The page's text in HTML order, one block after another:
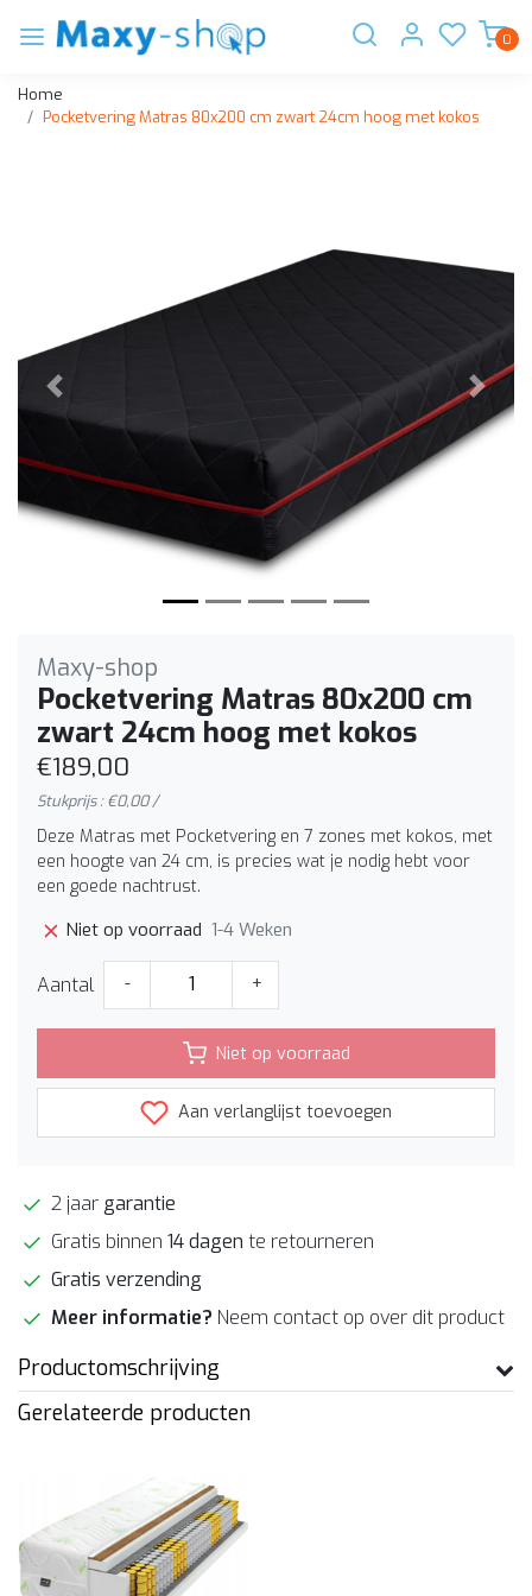
0
Home
Pocketvering Matras 80x200 cm zwart 24cm hoog met kokos
Vorige
Maxy-shop
Pocketvering Matras 80x200 cm
zwart 24cm hoog met kokos
€189,00
Stukprijs : €0,00 /
Deze Matras met Pocketvering en 7 zones met kokos, met
een hoogte van 24 cm, is precies wat je nodig hebt voor
een goede nachtrust.
Niet op voorraad 1-4 Weken
Aantal - +
Niet op voorraad
Aan verlanglijst toevoegen
2 jaar garantie
Gratis binnen 14 dagen te retourneren
Gratis verzending
Meer informatie? Neem contact op over dit product
Productomschrijving
Gerelateerde producten